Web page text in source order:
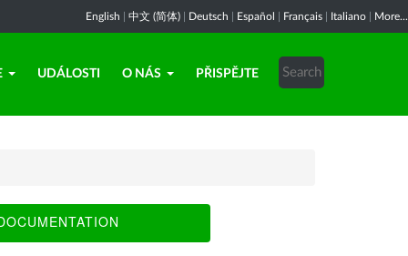
English 中文 (简体) Deutsch Español Français Italiano More...
UDÁLOSTI O NÁS PŘISPĚJTE